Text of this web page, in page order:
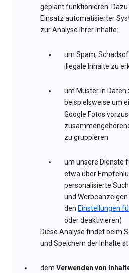
geplant funktionieren.
Einsatz automatisierter
zur Analyse Ihrer Inhalte:
um Spam,
illegale Inhalte zu
um Muster in Daten
beispielsweise um
Google Fotos
zu gruppieren
um unsere Dienste
etwa über
personalisierte
und
den Einstellungen
oder deaktivieren)
Diese Analyse findet beim
und Speichern der Inhalte
dem Verwenden von